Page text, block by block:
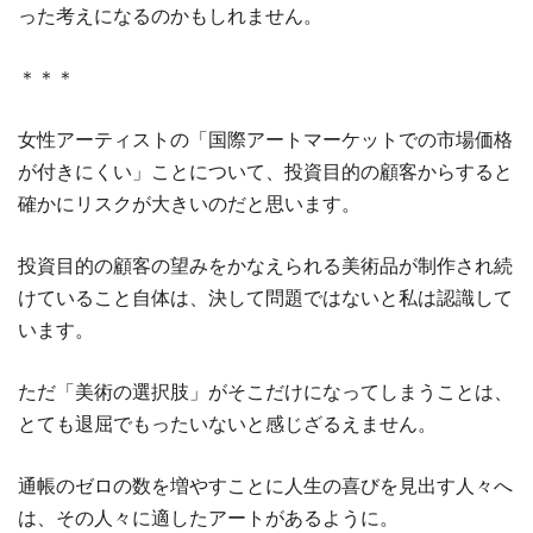
った考えになるのかもしれません。
＊＊＊
女性アーティストの「国際アートマーケットでの市場価格
が付きにくい」ことについて、投資目的の顧客からすると
確かにリスクが大きいのだと思います。
投資目的の顧客の望みをかなえられる美術品が制作され続
けていること自体は、決して問題ではないと私は認識して
います。
ただ「美術の選択肢」がそこだけになってしまうことは、
とても退屈でもったいないと感じざるえません。
通帳のゼロの数を増やすことに人生の喜びを見出す人々へ
は、その人々に適したアートがあるように。